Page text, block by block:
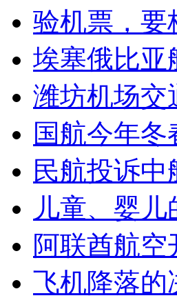
验机票，要
埃塞俄比亚
潍坊机场交
国航今年
民航投诉
儿童、婴
阿联酋航
飞机降落的